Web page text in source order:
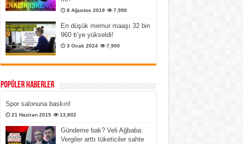
8 Ağustos 2019 7,990
En düşük memur maaşı 32 bin
960 ₺’ye yükseldi!
3 Ocak 2024 7,900
Popüler Haberler
Spor salonuna baskın!
21 Haziran 2015 13,802
Gündeme bak? Veli Ağbaba:
Vergiler arttı tüketiciler sahte